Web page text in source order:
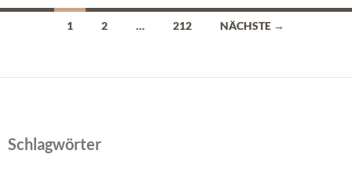
Beitragsnavigation
1 2 … 212 NÄCHSTE →
Schlagwörter